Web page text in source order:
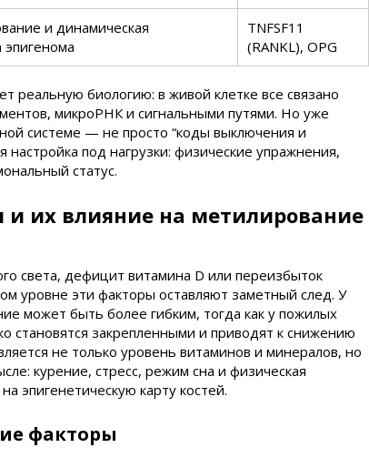
и динамическая
эпигенома
TNFSF11
(RANKL), OPG
реальную биологию: в живой клетке все связано
микроРНК и сигнальными путями. Но уже
системе — не просто “коды выключения и
настройка под нагрузки: физические упражнения,
статус.
их влияние на метилирование
света, дефицит витамина D или переизбыток
уровне эти факторы оставляют заметный след. У
может быть более гибким, тогда как у пожилых
становятся закрепленными и приводят к снижению
не только уровень витаминов и минералов, но
курение, стресс, режим сна и физическая
эпигенетическую карту костей.
факторы